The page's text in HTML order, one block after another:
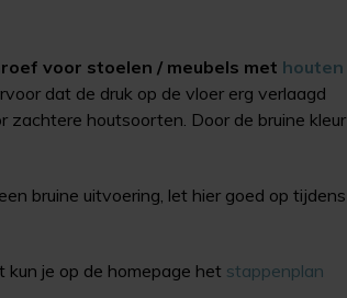
voor stoelen / meubels met houten
dat de druk op de vloer erg verlaagd
houtsoorten. Door de bruine kleur
bruine uitvoering, let hier goed op tijdens
je op de homepage het stappenplan